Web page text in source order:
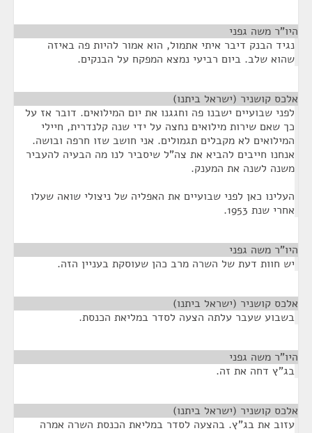
היו"ר משה גפני
נגיד הבנק דיבר איתי אתמול, הוא אמור להיות פה באיזה
שהוא שלב. ביום רביעי נמצא המפקח על הבנקים.
אלכס קושניר (ישראל ביתנו)
לפני שבועיים ישבנו פה וחגגנו את יום המילואים. דובר אז על
כך שאם שירות מילואים נחצה על ידי שנה קלנדרית, חיילי
המילואים לא מקבלים תגמולים. אני חושב שזו חרפה ובושה.
אנחנו חייבים להביא את צה"ל שיסביר לנו מה הבעיה להעביר
משנה לשנה את המענק.
העלינו כאן לפני שבועיים את האפליה של ניצולי שואה שעלו
אחרי שנת 1953.
היו"ר משה גפני
יש חוות דעת של השרה מרב כהן שעוסקת בעניין הזה.
אלכס קושניר (ישראל ביתנו)
בשבוע שעבר עלתה הצעה לסדר במליאת הכנסת.
היו"ר משה גפני
בג"ץ דחה את זה.
אלכס קושניר (ישראל ביתנו)
עזוב את בג"ץ. בהצעה לסדר במליאת הכנסת השרה אמרה